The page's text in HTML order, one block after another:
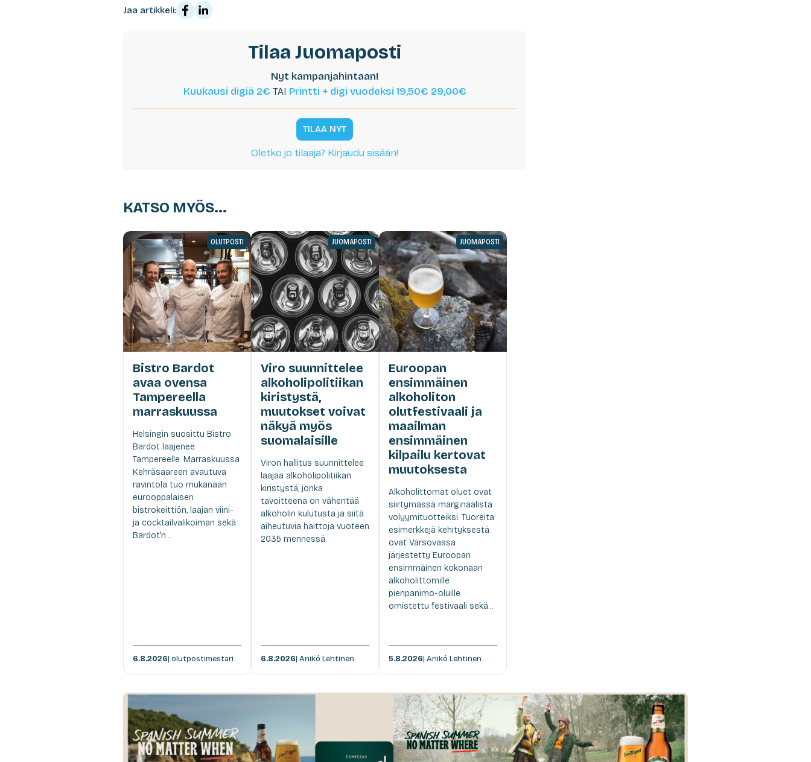
Jaa artikkeli:
Tilaa Juomaposti
Nyt kampanjahintaan!
Kuukausi digiä 2€ TAI Printti + digi vuodeksi 19,50€29,00€
TILAA NYT
Oletko jo tilaaja? Kirjaudu sisään!
KATSO MYÖS...
OLUTPOSTI
Bistro Bardot
avaa ovensa
Tampereella
marraskuussa
Helsingin suosittu Bistro
Bardot laajenee
Tampereelle. Marraskuussa
Kehräsaareen avautuva
ravintola tuo mukanaan
eurooppalaisen
bistrokeittiön, laajan viini-
ja cocktailvalikoiman sekä
Bardot'n...
6.8.2026| olutpostimestari
JUOMAPOSTI
Viro suunnittelee
alkoholipolitiikan
kiristystä,
muutokset voivat
näkyä myös
suomalaisille
Viron hallitus suunnittelee
laajaa alkoholipolitiikan
kiristystä, jonka
tavoitteena on vähentää
alkoholin kulutusta ja siitä
aiheutuvia haittoja vuoteen
2035 mennessä.
6.8.2026| Anikó Lehtinen
JUOMAPOSTI
Euroopan
ensimmäinen
alkoholiton
olutfestivaali ja
maailman
ensimmäinen
kilpailu kertovat
muutoksesta
Alkoholittomat oluet ovat
siirtymässä marginaalista
volyymituotteiksi. Tuoreita
esimerkkejä kehityksestä
ovat Varsovassa
järjestetty Euroopan
ensimmäinen kokonaan
alkoholittomille
pienpanimo-oluille
omistettu festivaali sekä...
5.8.2026| Anikó Lehtinen